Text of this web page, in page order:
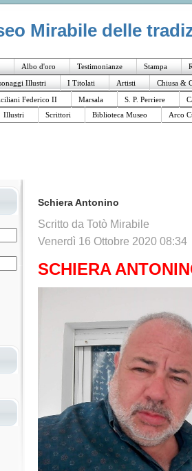
Mirabile delle
Albo d'oro Testimonianze Stampa
Illustri I Titolati Artisti
Chiusa &
Federico II
Marsala S. P. Perriere
Illustri Scrittori Biblioteca Museo Arco
Schiera Antonino
Scritto da Totò Mirabile
Venerdì 16 Ottobre 2020 08:34
SCHIERA